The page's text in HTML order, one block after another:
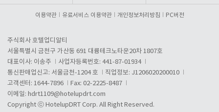
이용약관 유료서비스 이용약관 개인정보처리방침 PC버전
주식회사 호텔업디알티
서울특별시 금천구 가산동 691 대륭테크노타운20차 1807호
대표이사: 이송주
사업자등록번호: 441-87-01934
통신판매업신고: 서울금천-1204 호
직업정보: J1206020200010
고객센터: 1644-7896
Fax: 02-2225-8487
이메일: hdrt1109@hotelupdrt.com
Copyright ⓒ HotelupDRT Corp. All Right Reserved.